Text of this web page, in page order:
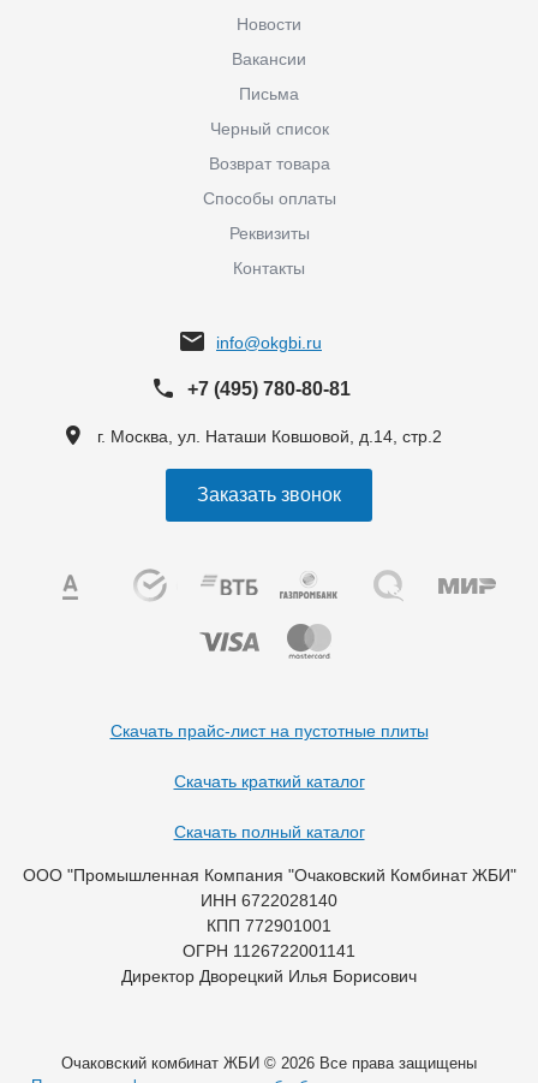
Новости
Вакансии
Письма
Черный список
Возврат товара
Способы оплаты
Реквизиты
Контакты
info@okgbi.ru
+7 (495) 780-80-81
г. Москва, ул. Наташи Ковшовой, д.14, стр.2
Заказать звонок
Скачать прайс-лист на пустотные плиты
Скачать краткий каталог
Скачать полный каталог
ООО "Промышленная Компания "Очаковский Комбинат ЖБИ"
ИНН 6722028140
КПП 772901001
ОГРН 1126722001141
Директор Дворецкий Илья Борисович
Очаковский комбинат ЖБИ © 2026 Все права защищены